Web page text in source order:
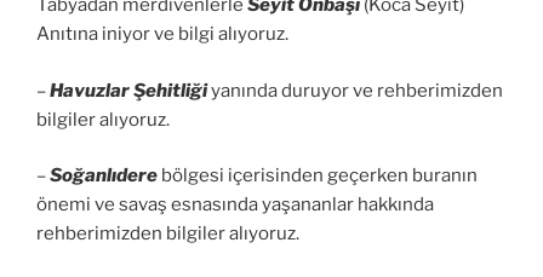
Tabyadan merdivenlerle Seyit Onbaşı (Koca Seyit)
Anıtına iniyor ve bilgi alıyoruz.
–Havuzlar Şehitliğiyanında duruyor ve rehberimizden
bilgiler alıyoruz.
–Soğanlıdere bölgesi içerisinden geçerken buranın
önemi ve savaş esnasında yaşananlar hakkında
rehberimizden bilgiler alıyoruz.